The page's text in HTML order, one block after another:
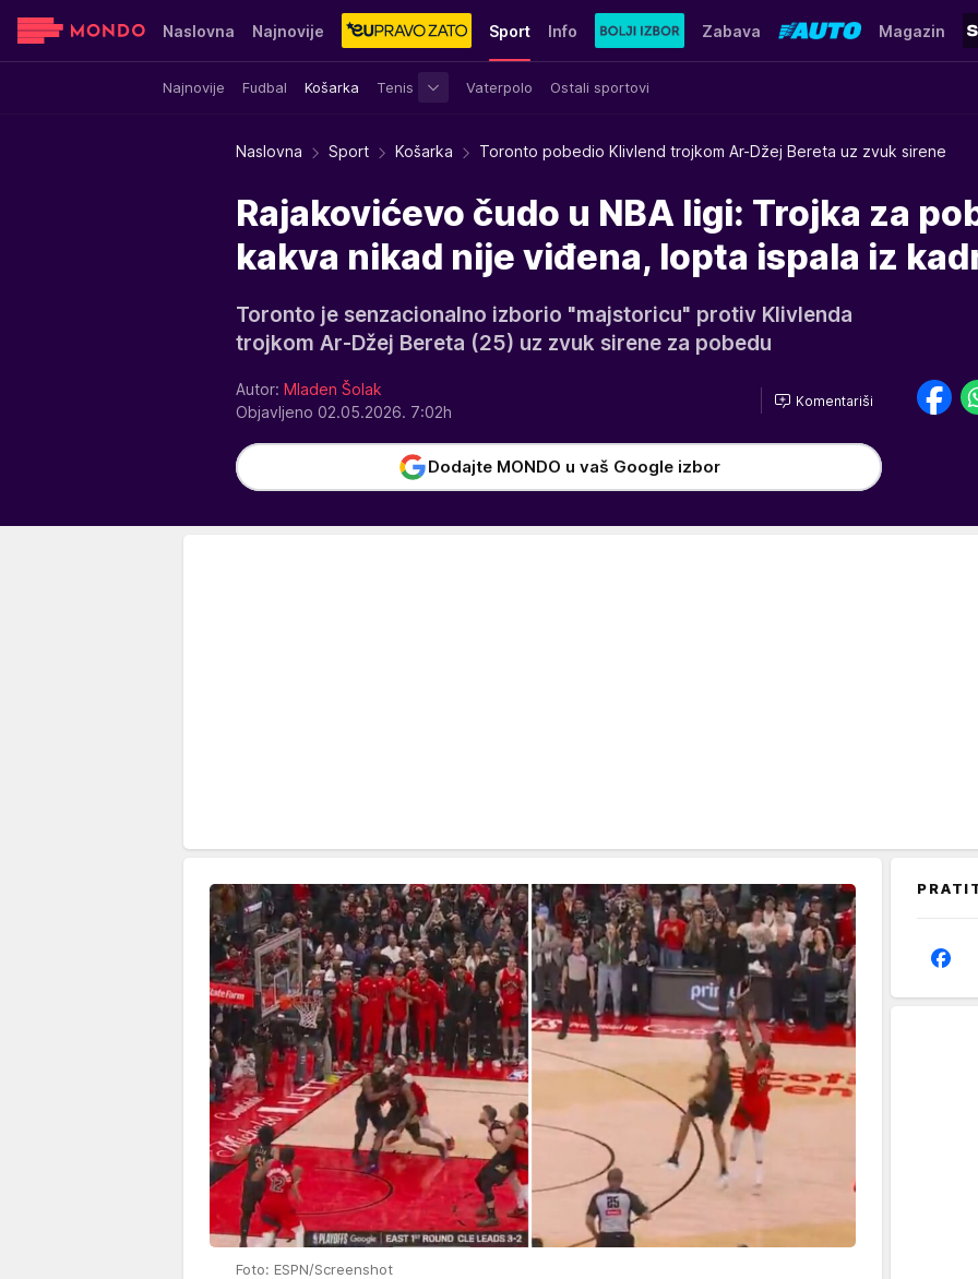
Naslovna Najnovije Sport
Najnovije Fudbal Košarka Tenis Vaterpolo Ostali sportovi
Info Zabava Magazin
Sensa Stvar ukusa Yumama
Naslovna Sport Košarka Toronto pobedio Klivlend trojkom Ar-Džej Bereta uz zvuk sirene
Rajakovićevo čudo u NBA ligi: Trojka za
kakva nikad nije viđena, lopta ispala iz
Toronto je senzacionalno izborio "majstoricu" protiv Klivlenda
trojkom Ar-Džej Bereta (25) uz zvuk sirene za pobedu
Autor: Mladen Šolak
Objavljeno 02.05.2026. 7:02h
Komentariši
Dodajte MONDO u vaš Google izbor
Foto: ESPN/Screenshot